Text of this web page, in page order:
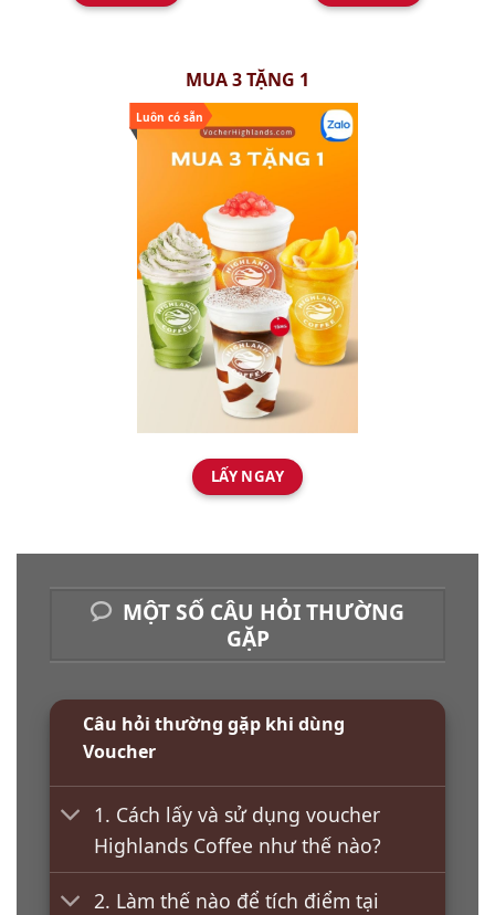
MUA 3 TẶNG 1
LẤY NGAY
MỘT SỐ CÂU HỎI THƯỜNG
GẶP
Câu hỏi thường gặp khi dùng
Voucher
1. Cách lấy và sử dụng voucher
Highlands Coffee như thế nào?
2. Làm thế nào để tích điểm tại